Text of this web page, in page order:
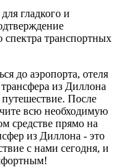
гладкого и
транспортных
до аэропорта, отеля
из Диллона
После
всю необходимую
средстве прямо на
из Диллона - это
с нами сегодня, и